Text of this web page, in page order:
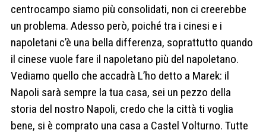
centrocampo siamo più consolidati, non ci creerebbe
un problema. Adesso però, poiché tra i cinesi e i
napoletani c’è una bella differenza, soprattutto quando
il cinese vuole fare il napoletano più del napoletano.
Vediamo quello che accadrà L’ho detto a Marek: il
Napoli sarà sempre la tua casa, sei un pezzo della
storia del nostro Napoli, credo che la città ti voglia
bene, si è comprato una casa a Castel Volturno. Tutte